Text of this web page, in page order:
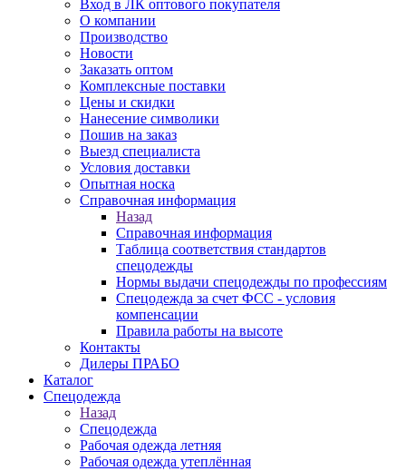
Вход в ЛК оптового покупателя
О компании
Производство
Новости
Заказать оптом
Комплексные поставки
Цены и скидки
Нанесение символики
Пошив на заказ
Выезд специалиста
Условия доставки
Опытная носка
Справочная информация
Назад
Справочная информация
Таблица соответствия стандартов
спецодежды
Нормы выдачи спецодежды по профессиям
Спецодежда за счет ФСС - условия
компенсации
Правила работы на высоте
Контакты
Дилеры ПРАБО
Каталог
Спецодежда
Назад
Спецодежда
Рабочая одежда летняя
Рабочая одежда утеплённая